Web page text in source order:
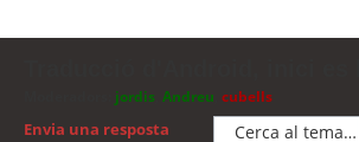
jordis Andreu cubells
Envia una resposta